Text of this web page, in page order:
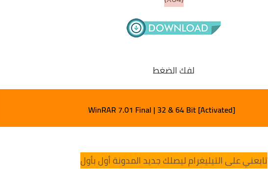
لفك الضغط
WinRAR 7.01 Final | 32 & 64 Bit [Activated]
تابعني على التيليغرام ليصلك جديد المدونة أول بأول